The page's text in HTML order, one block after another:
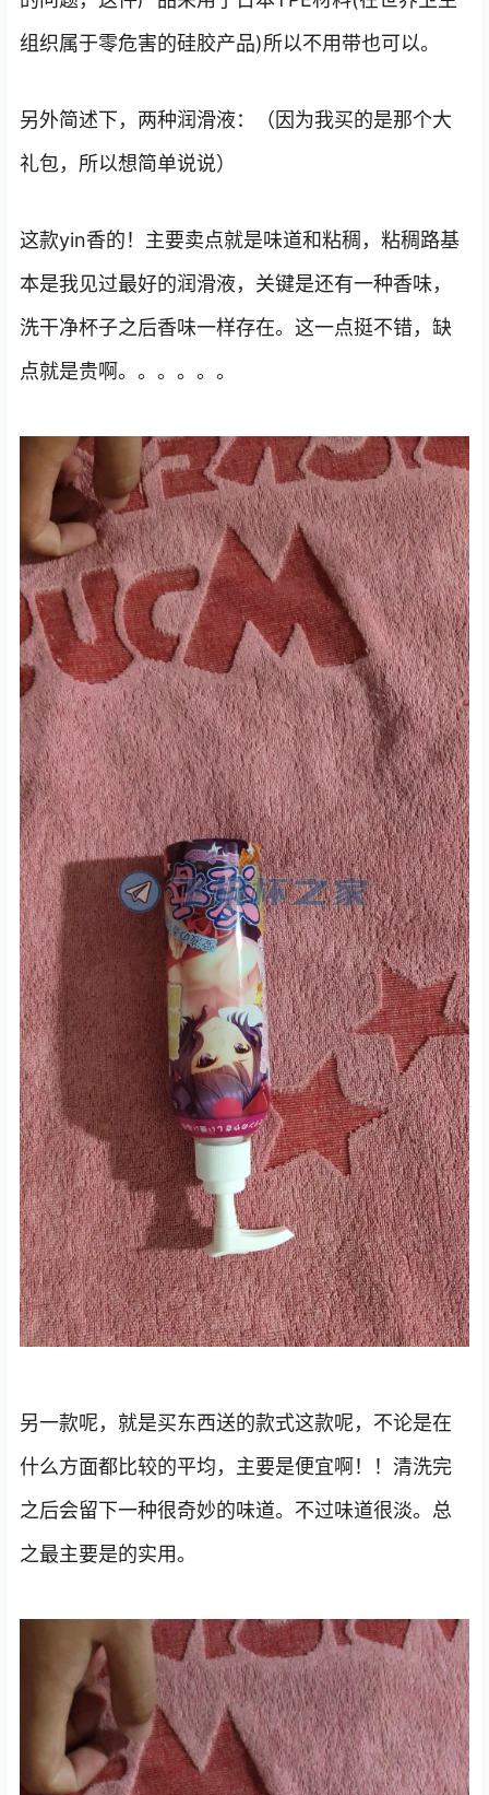
组织属于零危害的硅胶产品)所以不用带也可以。
另外简述下，两种润滑液：（因为我买的是那个大
礼包，所以想简单说说）
这款yin香的！主要卖点就是味道和粘稠，粘稠路基
本是我见过最好的润滑液，关键是还有一种香味，
洗干净杯子之后香味一样存在。这一点挺不错，缺
点就是贵啊。。。。。。
另一款呢，就是买东西送的款式这款呢，不论是在
什么方面都比较的平均，主要是便宜啊！！清洗完
之后会留下一种很奇妙的味道。不过味道很淡。总
之最主要是的实用。